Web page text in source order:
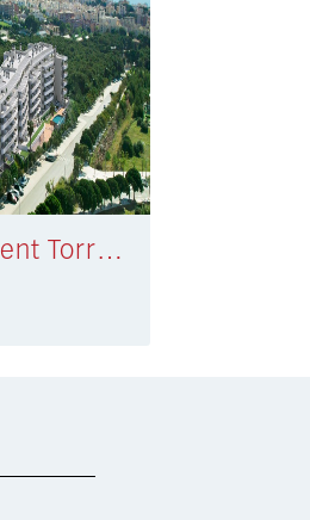
Appartement Torremolinos € 563.000,-